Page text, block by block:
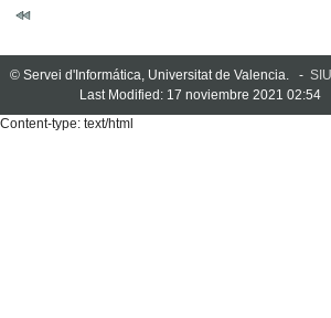
© Servei d'Informática, Universitat de Valencia. -
Last Modified: 17 noviembre 2021 02:54
Content-type: text/html